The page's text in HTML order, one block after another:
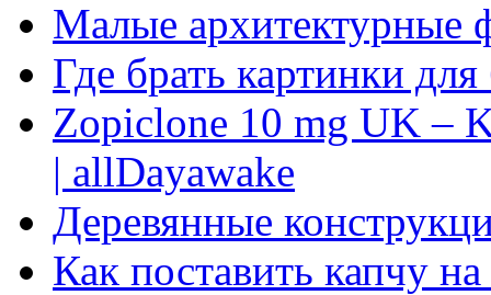
Малые архитектурные
Где брать картинки
Zopiclone 10 mg UK –
| allDayawake
Деревянные
Как поставить капчу